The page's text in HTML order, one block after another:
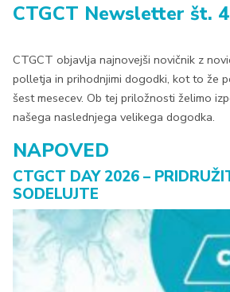
CTGCT Newsletter št. 4
CTGCT objavlja najnovejši novičnik z
polletja in prihodnjimi dogodki, kot to že
šest mesecev. Ob tej priložnosti želimo
našega naslednjega velikega dogodka.
NAPOVED
CTGCT DAY 2026 –
SODELUJTE